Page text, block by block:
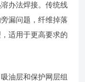
办法焊接。传统线
漏问题，纤维掉落
适用于更高要求的
油层和保护网层组